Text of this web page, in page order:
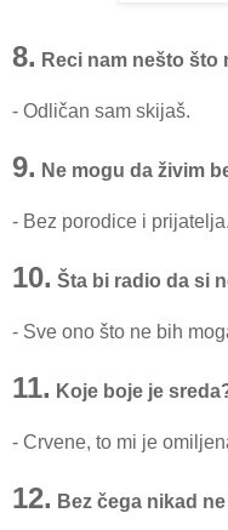
8. Reci nam nešto što
- Odličan sam skijaš.
9. Ne mogu da živim
- Bez porodice i prijatelja.
10. Šta bi radio da si
- Sve ono što ne bih
11. Koje boje je
- Crvene, to mi je
12. Bez čega nikad